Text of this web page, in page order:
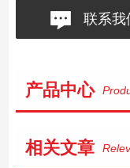
联系我
产品中心
相关文章